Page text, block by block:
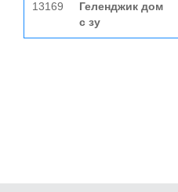
13169
Геленджик дом
с зу